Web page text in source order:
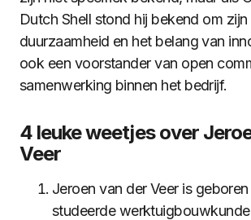
Dutch Shell stond hij bekend om
duurzaamheid en het belang van
ook een voorstander van open
samenwerking binnen het bedrijf.
4 leuke weetjes over
Veer
Jeroen van der Veer is
studeerde